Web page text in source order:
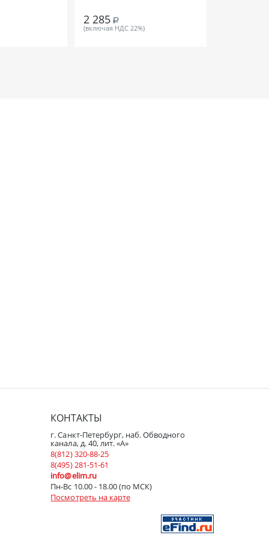
2 285 Р
(включая НДС 22%)
КОНТАКТЫ
г. Санкт-Петербург, наб. Обводного
канала, д. 40, лит. «А»
8(812) 320-88-25
8(495) 281-51-61
info@elim.ru
Пн-Вс 10.00 - 18.00 (по МСК)
Посмотреть на карте